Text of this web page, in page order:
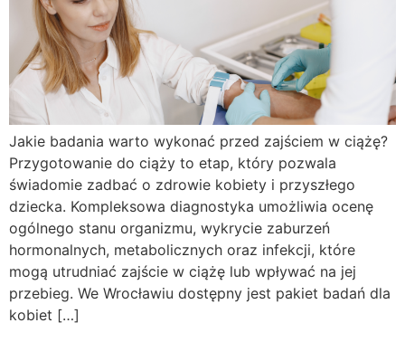
Jakie badania warto wykonać przed zajściem w ciążę?
Przygotowanie do ciąży to etap, który pozwala
świadomie zadbać o zdrowie kobiety i przyszłego
dziecka. Kompleksowa diagnostyka umożliwia ocenę
ogólnego stanu organizmu, wykrycie zaburzeń
hormonalnych, metabolicznych oraz infekcji, które
mogą utrudniać zajście w ciążę lub wpływać na jej
przebieg. We Wrocławiu dostępny jest pakiet badań dla
kobiet […]